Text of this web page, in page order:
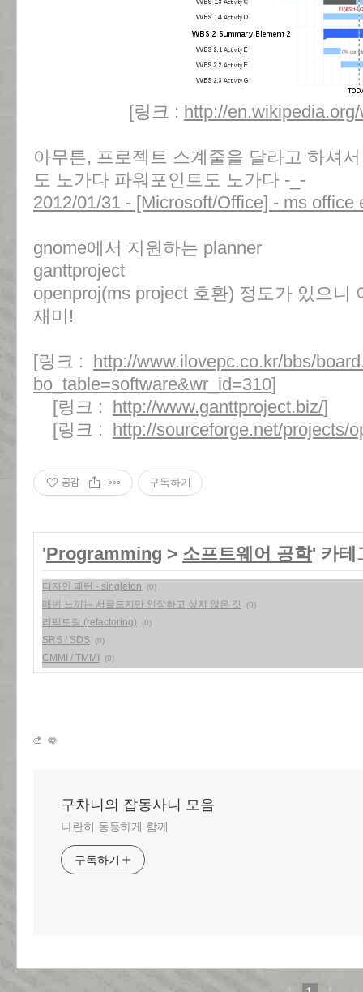
[링크 : http://
아무튼, 프로젝트 스계줄을 달라고 하셔
도 노가다 파워포인트도 노가다 -_-
2012/01/31 - [Microsoft/Office] - ms
gnome에서 지원하는 planner
ganttproject
openproj(ms project 호환) 정도가 있으니
재미!
[링크 : http://www.ilovepc.co.kr/bbs/
bo_table=software&wr_id=310]
[링크 : http://www.ganttproject.biz/]
[링크 : http://sourceforge.net/projects/
공감 구독하기
'Programming > 소프트웨어 공학' 카테
디자인 패턴 - singleton (0)
매번 느끼는 서글프지만 인정하고 싶지 않은 것 (0)
리팩토링 (refactoring) (0)
SRS / SDS (0)
CMMI / TMMI (0)
구차니의 잡동사니 모음
나란히 동등하게 함께
구독하기